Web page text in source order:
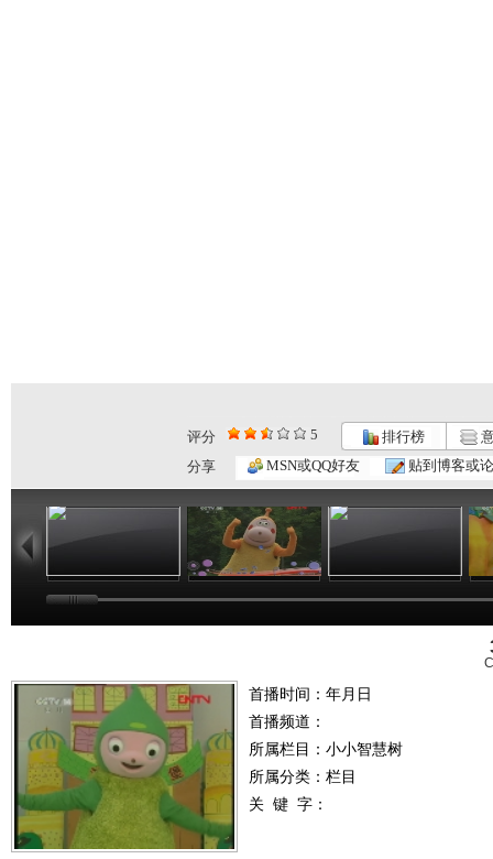
评分 5 排行榜
分享
MSN或QQ好友 贴到博客或
01:02
小小智慧树...
03:24
小小智慧树...
01:26
首播时间：年月日
首播频道：
所属栏目： 小小智慧树
所属分类：栏目
关 键 字：